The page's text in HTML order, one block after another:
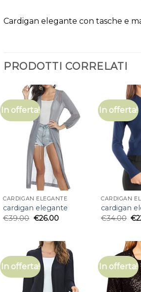
Cardigan elegante con tasche e
PRODOTTI CORRELATI
In offerta!
CARDIGAN ELEGANTE
cardigan elegante
€39.00 €26.00
In offerta!
CARDIGAN
cardigan
€34.00 €
In offerta! In offerta!